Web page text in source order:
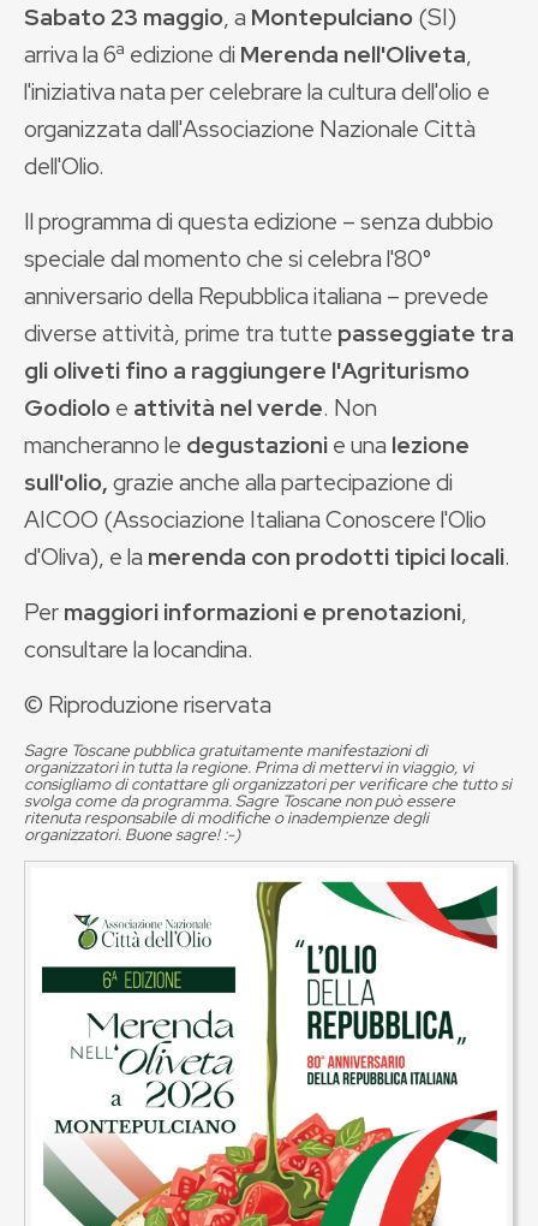
Sabato 23 maggio, a Montepulciano(SI)
arriva la 6ª edizione di Merenda nell'Oliveta,
l'iniziativa nata per celebrare la cultura dell'olio e
organizzata dall'Associazione Nazionale Città
dell'Olio.
Il programma di questa edizione – senza dubbio
speciale dal momento che si celebra l'80°
anniversario della Repubblica italiana – prevede
diverse attività, prime tra tutte passeggiate tra
gli oliveti fino a raggiungere l'Agriturismo
Godioloe attività nel verde. Non
mancheranno le degustazionie una lezione
sull'olio,grazie anche alla partecipazione di
AICOO (Associazione Italiana Conoscere l'Olio
d'Oliva), e la merenda con prodotti tipici locali.
Permaggiori informazioni e prenotazioni,
consultare la locandina.
© Riproduzione riservata
Sagre Toscane pubblica gratuitamente manifestazioni di
organizzatori in tutta la regione. Prima di mettervi in viaggio, vi
consigliamo di contattare gli organizzatori per verificare che tutto si
svolga come da programma. Sagre Toscane non può essere
ritenuta responsabile di modifiche o inadempienze degli
organizzatori. Buone sagre! :-)